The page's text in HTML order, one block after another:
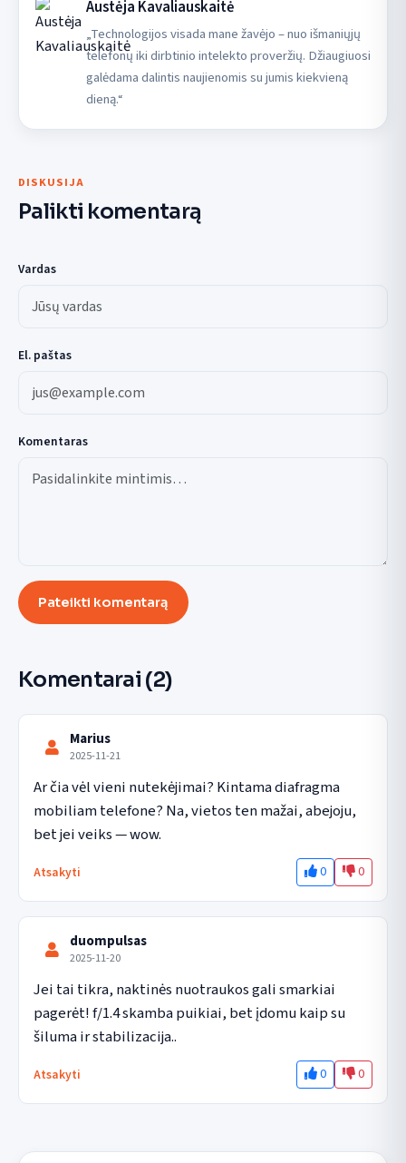
Austėja Kavaliauskaitė
„Technologijos visada mane žavėjo – nuo išmaniųjų
telefonų iki dirbtinio intelekto proveržių. Džiaugiuosi
galėdama dalintis naujienomis su jumis kiekvieną
dieną.“
DISKUSIJA
Palikti komentarą
Vardas
El. paštas
Komentaras
Pateikti komentarą
Komentarai (2)
Marius
2025-11-21
Ar čia vėl vieni nutekėjimai? Kintama diafragma
mobiliam telefone? Na, vietos ten mažai, abejoju,
bet jei veiks — wow.
Atsakyti 0 0
duompulsas
2025-11-20
Jei tai tikra, naktinės nuotraukos gali smarkiai
pagerėt! f/1.4 skamba puikiai, bet įdomu kaip su
šiluma ir stabilizacija..
Atsakyti 0 0